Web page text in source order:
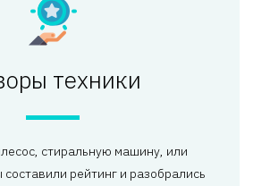
техники
стиральную машину, или
рейтинг и разобрались